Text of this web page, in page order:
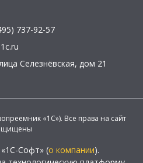
737-92-57
Селезнёвская, дом 21
«1С»). Все права на сайт
Софт» (о компании).